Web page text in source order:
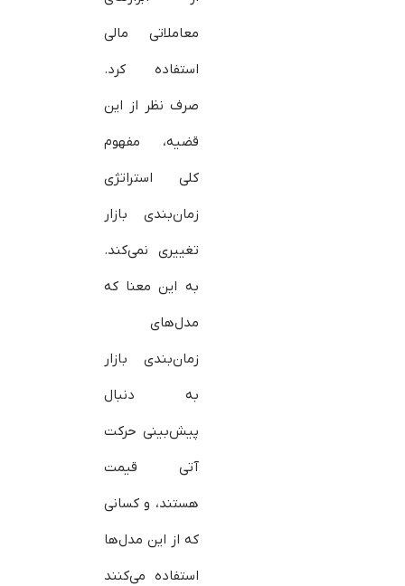
معاملاتی مالی
استفاده کرد.
صرف نظر از این
قضیه، مفهوم
کلی استراتژی
زمان‌بندی بازار
تغییری نمی‌کند.
به این معنا که
مدل‌های
زمان‌بندی بازار
به دنبال
پیش‌بینی حرکت
آتی قیمت
هستند، و کسانی
که از این مدل‌ها
استفاده می‌کنند